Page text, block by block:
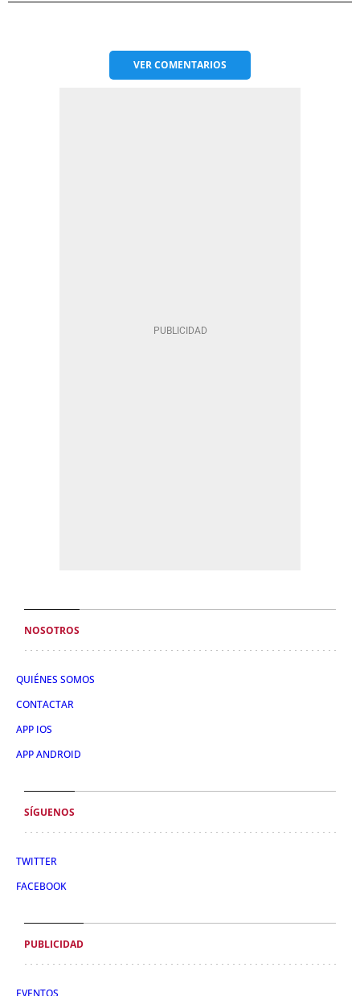
VERCOMENTARIOS
NOSOTROS
QUIÉNES SOMOS
CONTACTAR
APP IOS
APP ANDROID
SÍGUENOS
TWITTER
FACEBOOK
PUBLICIDAD
EVENTOS